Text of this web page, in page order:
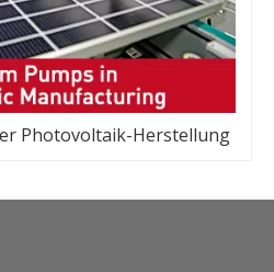
Photovoltaik-Herstellung